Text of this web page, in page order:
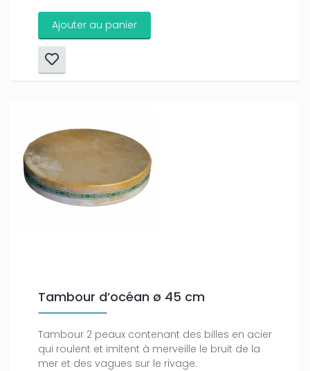
Ajouter au panier
Tambour d’océan ø 45 cm
Tambour 2 peaux contenant des billes en acier
qui roulent et imitent à merveille le bruit de la
mer et des vagues sur le rivage.